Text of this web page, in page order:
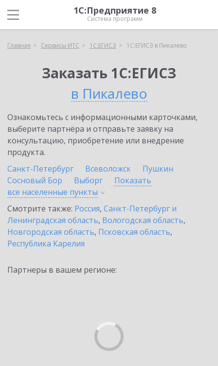
1С:Предприятие 8
Система программ
Главная Сервисы ИТС 1С:ЕГИСЗ 1С:ЕГИСЗ в Пикалево
Заказать 1С:ЕГИСЗ
в Пикалево
Ознакомьтесь с информационными карточками,
выберите партнёра и отправьте заявку на
консультацию, приобретение или внедрение
продукта.
Санкт-Петербург
Всеволожск
Пушкин
Сосновый Бор
Выборг
Показать
все населенные пункты
Смотрите также: Россия, Санкт-Петербург и
Ленинградская область, Вологодская область,
Новгородская область, Псковская область,
Республика Карелия
Партнеры в вашем регионе: